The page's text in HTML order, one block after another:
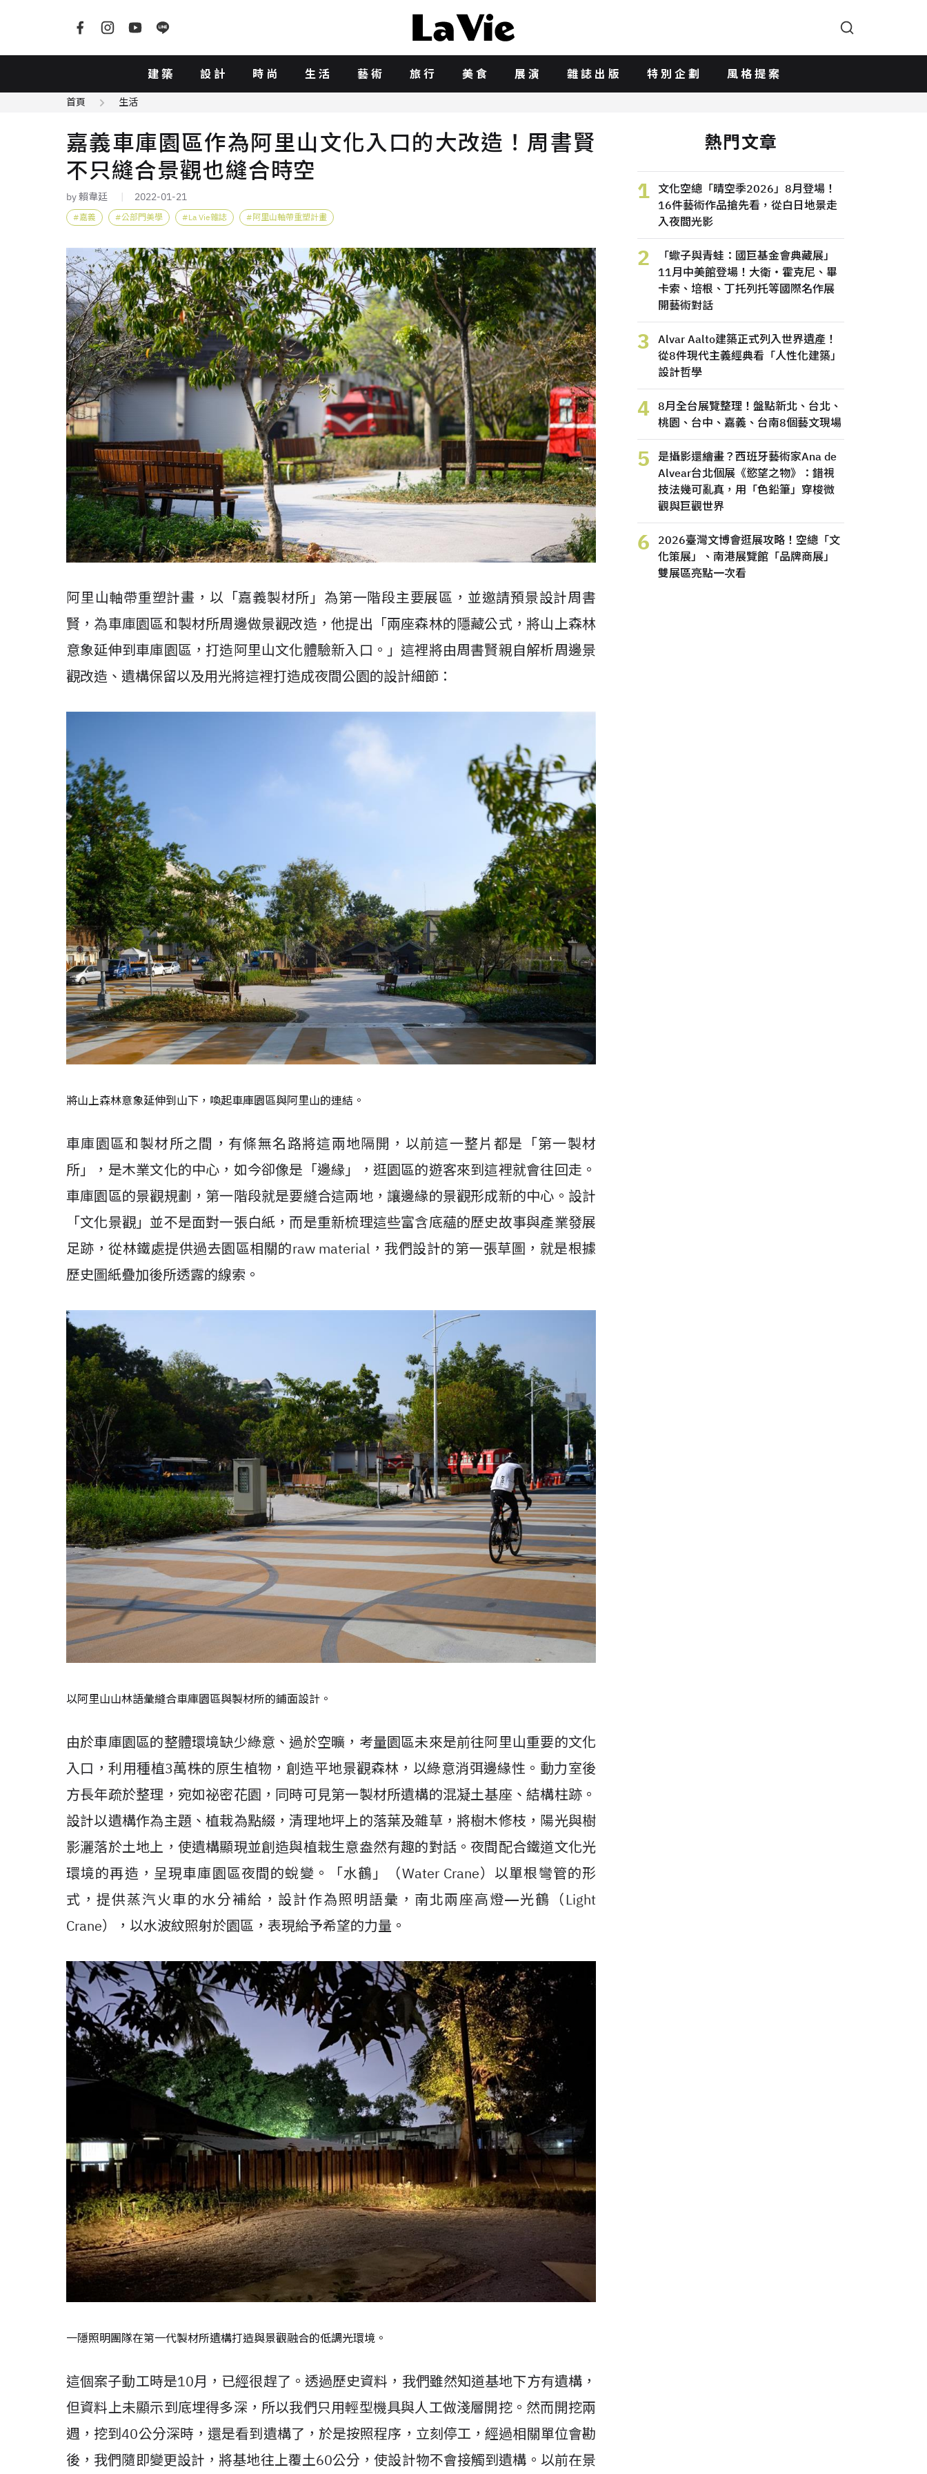
建築 設計 時尚 生活 藝術 旅行 美食 展演 雜誌出版 特別企劃 風格提案
首頁 生活
嘉義車庫園區作為阿里山文化入口的大改造！周書賢
不只縫合景觀也縫合時空
by 賴韋廷 2022-01-21
嘉義 公部門美學 La Vie雜誌 阿里山軸帶重塑計畫
阿里山軸帶重塑計畫，以「嘉義製材所」為第一階段主要展區，並邀請預景設計周書
賢，為車庫園區和製材所周邊做景觀改造，他提出「兩座森林的隱藏公式，將山上森林
意象延伸到車庫園區，打造阿里山文化體驗新入口。」這裡將由周書賢親自解析周邊景
觀改造、遺構保留以及用光將這裡打造成夜間公園的設計細節：
將山上森林意象延伸到山下，喚起車庫園區與阿里山的連結。
車庫園區和製材所之間，有條無名路將這兩地隔開，以前這一整片都是「第一製材
所」，是木業文化的中心，如今卻像是「邊緣」，逛園區的遊客來到這裡就會往回走。
車庫園區的景觀規劃，第一階段就是要縫合這兩地，讓邊緣的景觀形成新的中心。設計
「文化景觀」並不是面對一張白紙，而是重新梳理這些富含底蘊的歷史故事與產業發展
足跡，從林鐵處提供過去園區相關的raw material，我們設計的第一張草圖，就是根據
歷史圖紙疊加後所透露的線索。
以阿里山山林語彙縫合車庫園區與製材所的鋪面設計。
由於車庫園區的整體環境缺少綠意、過於空曠，考量園區未來是前往阿里山重要的文化
入口，利用種植3萬株的原生植物，創造平地景觀森林，以綠意消弭邊緣性。動力室後
方長年疏於整理，宛如祕密花園，同時可見第一製材所遺構的混凝土基座、結構柱跡。
設計以遺構作為主題、植栽為點綴，清理地坪上的落葉及雜草，將樹木修枝，陽光與樹
影灑落於土地上，使遺構顯現並創造與植栽生意盎然有趣的對話。夜間配合鐵道文化光
環境的再造，呈現車庫園區夜間的蛻變。「水鶴」（Water Crane）以單根彎管的形
式，提供蒸汽火車的水分補給，設計作為照明語彙，南北兩座高燈―光鶴（Light
Crane），以水波紋照射於園區，表現給予希望的力量。
一隱照明團隊在第一代製材所遺構打造與景觀融合的低調光環境。
這個案子動工時是10月，已經很趕了。透過歷史資料，我們雖然知道基地下方有遺構，
但資料上未顯示到底埋得多深，所以我們只用輕型機具與人工做淺層開挖。然而開挖兩
週，挖到40公分深時，還是看到遺構了，於是按照程序，立刻停工，經過相關單位會勘
後，我們隨即變更設計，將基地往上覆土60公分，使設計物不會接觸到遺構。以前在景
熱門文章
1
文化空總「晴空季2026」8月登場！
16件藝術作品搶先看，從白日地景走
入夜間光影
2
「蠍子與青蛙：國巨基金會典藏展」
11月中美館登場！大衛・霍克尼、畢
卡索、培根、丁托列托等國際名作展
開藝術對話
3
Alvar Aalto建築正式列入世界遺產！
從8件現代主義經典看「人性化建築」
設計哲學
4
8月全台展覽整理！盤點新北、台北、
桃園、台中、嘉義、台南8個藝文現場
5
是攝影還繪畫？西班牙藝術家Ana de
Alvear台北個展《慾望之物》：錯視
技法幾可亂真，用「色鉛筆」穿梭微
觀與巨觀世界
6
2026臺灣文博會逛展攻略！空總「文
化策展」、南港展覽館「品牌商展」
雙展區亮點一次看